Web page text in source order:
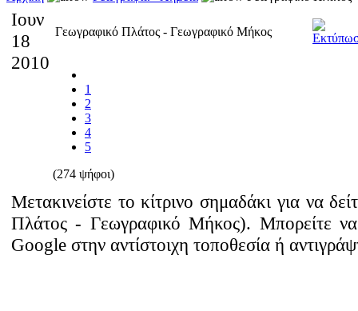
Ιουν
18
2010
Γεωγραφικό Πλάτος - Γεωγραφικό Μήκος
1
2
3
4
5
(274 ψήφοι)
Μετακινείστε το κίτρινο σημαδάκι για να
Πλάτος - Γεωγραφικό Μήκος). Μπορείτε να
Google στην αντίστοιχη τοποθεσία ή